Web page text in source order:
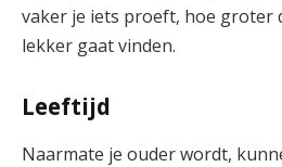
vaker je iets proeft, hoe groter
lekker gaat vinden.
Leeftijd
Naarmate je ouder wordt,